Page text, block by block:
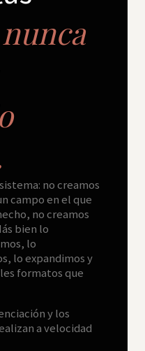
nunca
no creamos
campo en el que
no creamos
bien lo
lo
lo expandimos y
formatos que
y los
a velocidad